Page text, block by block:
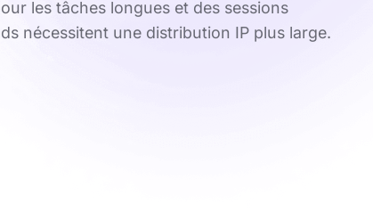
les tâches longues et des sessions
nécessitent une distribution IP plus large.